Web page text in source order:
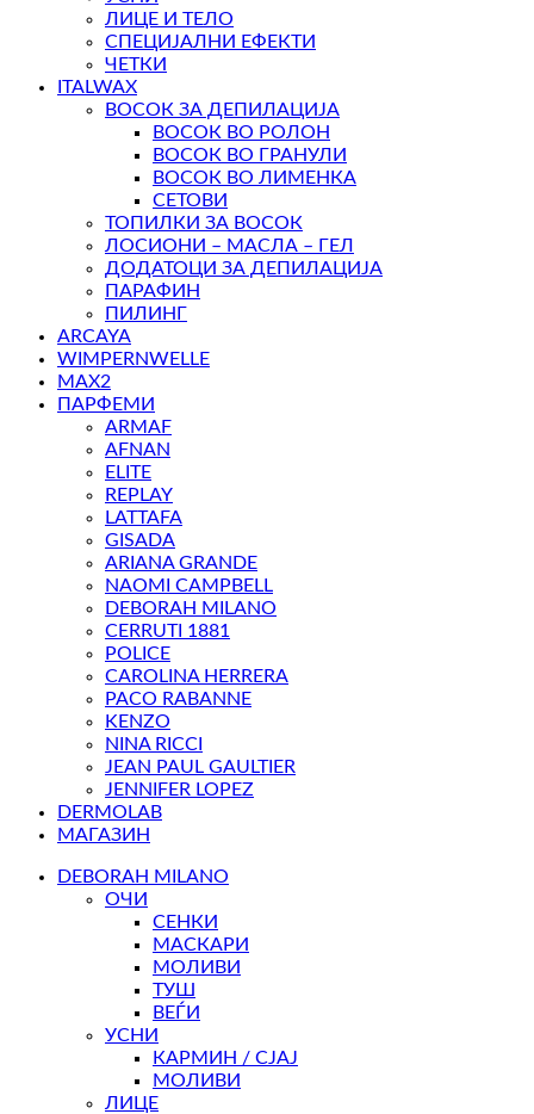
ЛИЦЕ И ТЕЛО
СПЕЦИЈАЛНИ ЕФЕКТИ
ЧЕТКИ
ITALWAX
ВОСОК ЗА ДЕПИЛАЦИЈА
ВОСОК ВО РОЛОН
ВОСОК ВО ГРАНУЛИ
ВОСОК ВО ЛИМЕНКА
СЕТОВИ
ТОПИЛКИ ЗА ВОСОК
ЛОСИОНИ – МАСЛА – ГЕЛ
ДОДАТОЦИ ЗА ДЕПИЛАЦИЈА
ПАРАФИН
ПИЛИНГ
ARCAYA
WIMPERNWELLE
MAX2
ПАРФЕМИ
ARMAF
AFNAN
ELITE
REPLAY
LATTAFA
GISADA
ARIANA GRANDE
NAOMI CAMPBELL
DEBORAH MILANO
CERRUTI 1881
POLICE
CAROLINA HERRERA
PACO RABANNE
KENZO
NINA RICCI
JEAN PAUL GAULTIER
JENNIFER LOPEZ
DERMOLAB
МАГАЗИН
DEBORAH MILANO
ОЧИ
СЕНКИ
МАСКАРИ
МОЛИВИ
ТУШ
ВЕЃИ
УСНИ
КАРМИН / СЈАЈ
МОЛИВИ
ЛИЦЕ